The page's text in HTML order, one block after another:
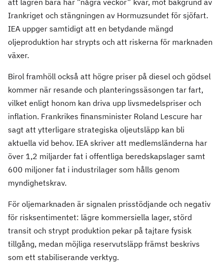
att lagren bara har ”några veckor” kvar, mot bakgrund av
Irankriget och stängningen av Hormuzsundet för sjöfart.
IEA uppger samtidigt att en betydande mängd
oljeproduktion har strypts och att riskerna för marknaden
växer.
Birol framhöll också att högre priser på diesel och gödsel
kommer när resande och planteringssäsongen tar fart,
vilket enligt honom kan driva upp livsmedelspriser och
inflation. Frankrikes finansminister Roland Lescure har
sagt att ytterligare strategiska oljeutsläpp kan bli
aktuella vid behov. IEA skriver att medlemsländerna har
över 1,2 miljarder fat i offentliga beredskapslager samt
600 miljoner fat i industrilager som hålls genom
myndighetskrav.
För oljemarknaden är signalen prisstödjande och negativ
för risksentimentet: lägre kommersiella lager, störd
transit och strypt produktion pekar på tajtare fysisk
tillgång, medan möjliga reservutsläpp främst beskrivs
som ett stabiliserande verktyg.